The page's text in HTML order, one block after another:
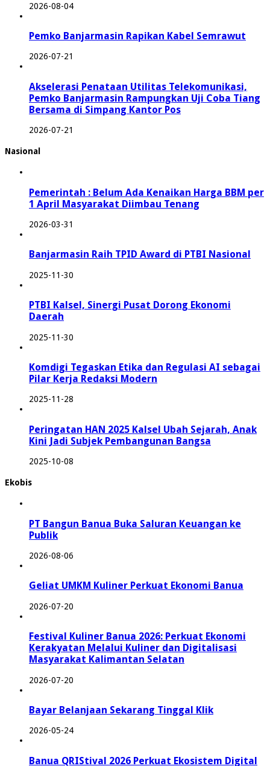
2026-08-04
Pemko Banjarmasin Rapikan Kabel Semrawut
2026-07-21
Akselerasi Penataan Utilitas Telekomunikasi,
Pemko Banjarmasin Rampungkan Uji Coba Tiang
Bersama di Simpang Kantor Pos
2026-07-21
Nasional
Pemerintah : Belum Ada Kenaikan Harga BBM per
1 April Masyarakat Diimbau Tenang
2026-03-31
Banjarmasin Raih TPID Award di PTBI Nasional
2025-11-30
PTBI Kalsel, Sinergi Pusat Dorong Ekonomi
Daerah
2025-11-30
Komdigi Tegaskan Etika dan Regulasi AI sebagai
Pilar Kerja Redaksi Modern
2025-11-28
Peringatan HAN 2025 Kalsel Ubah Sejarah, Anak
Kini Jadi Subjek Pembangunan Bangsa
2025-10-08
Ekobis
PT Bangun Banua Buka Saluran Keuangan ke
Publik
2026-08-06
Geliat UMKM Kuliner Perkuat Ekonomi Banua
2026-07-20
Festival Kuliner Banua 2026: Perkuat Ekonomi
Kerakyatan Melalui Kuliner dan Digitalisasi
Masyarakat Kalimantan Selatan
2026-07-20
Bayar Belanjaan Sekarang Tinggal Klik
2026-05-24
Banua QRIStival 2026 Perkuat Ekosistem Digital